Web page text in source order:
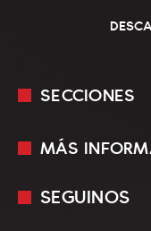
SECCIONES
En Vivo
MÁS
Mediakit
SEGUINOS